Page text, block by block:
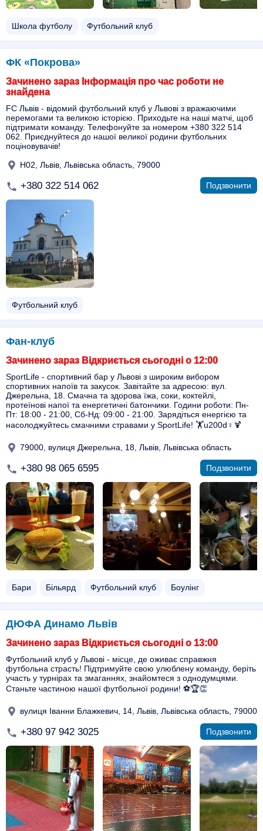
Школа футболу Футбольний клуб
ФК «Покрова»
Зачинено зараз Інформація про час роботи не
знайдена
FC Львів - відомий футбольний клуб у Львові з вражаючими
перемогами та великою історією. Приходьте на наші матчі, щоб
підтримати команду. Телефонуйте за номером +380 322 514
062. Приєднуйтеся до нашої великої родини футбольних
поціновувачів!
Н02, Львів, Львівська область, 79000
+380 322 514 062 Подзвонити
Футбольний клуб
Фан-клуб
Зачинено зараз Відкриється сьогодні о 12:00
SportLife - спортивний бар у Львові з широким вибором
спортивних напоїв та закусок. Завітайте за адресою: вул.
Джерельна, 18. Смачна та здорова їжа, соки, коктейлі,
протеїнові напої та енергетичні батончики. Години роботи: Пн-
Пт: 18:00 - 21:00, Сб-Нд: 09:00 - 21:00. Зарядіться енергією та
насолоджуйтесь смачними стравами у SportLife! 🏋️u200d♀️🍹
79000, вулиця Джерельна, 18, Львів, Львівська область
+380 98 065 6595 Подзвонити
Бари Більярд Футбольний клуб Боулінг
ДЮФА Динамо Львів
Зачинено зараз Відкриється сьогодні о 13:00
Футбольний клуб у Львові - місце, де оживає справжня
футбольна страсть! Підтримуйте свою улюблену команду, беріть
участь у турнірах та змаганнях, знайомтеся з однодумцями.
Станьте частиною нашої футбольної родини! ⚽🏆👏
вулиця Іванни Блажкевич, 14, Львів, Львівська область, 79000
+380 97 942 3025 Подзвонити